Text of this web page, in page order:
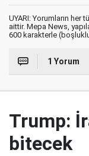
UYARI: Yorumların
aittir. Mepa News,
600 karakterle (boşluklu)
1 Yorum
Trump:
bitecek